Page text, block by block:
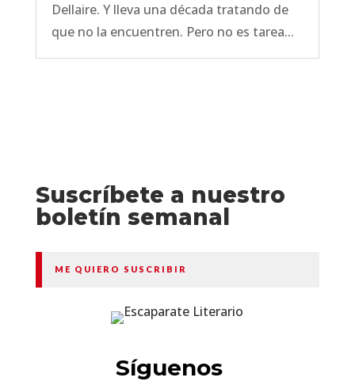
Dellaire. Y lleva una década tratando de
que no la encuentren. Pero no es tarea...
Suscríbete a nuestro
boletín semanal
ME QUIERO SUSCRIBIR
Síguenos